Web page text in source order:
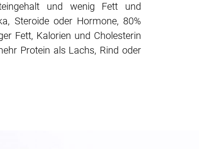
und wenig Fett und
Steroide oder Hormone, 80%
Fett, Kalorien und Cholesterin
Protein als Lachs, Rind oder